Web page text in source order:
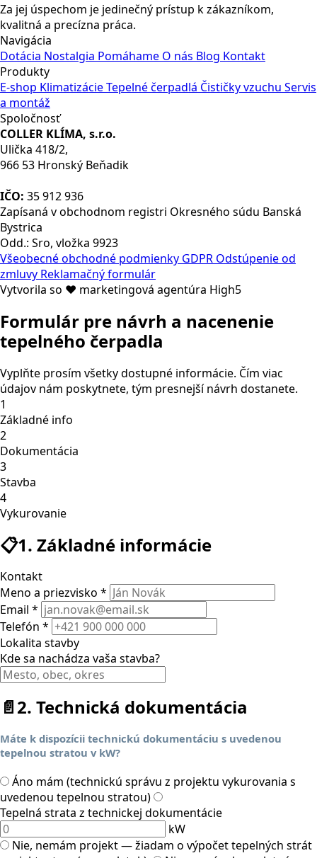
Za jej úspechom je jedinečný prístup k zákazníkom,
kvalitná a precízna práca.
Navigácia
Dotácia Nostalgia Pomáhame O nás Blog Kontakt
Produkty
E-shop KlimatizácieTepelné čerpadlá Čističky vzuchu Servis
a montáž
Spoločnosť
COLLER KLÍMA, s.r.o.
Ulička 418/2,
966 53 Hronský Beňadik
IČO: 35 912 936
Zapísaná v obchodnom registri Okresného súdu Banská
Bystrica
Odd.: Sro, vložka 9923
Všeobecné obchodné podmienky GDPR Odstúpenie od
zmluvy Reklamačný formulár
Vytvorila so ❤ marketingová agentúra High5
Formulár pre návrh a nacenenie
tepelného čerpadla
Vyplňte prosím všetky dostupné informácie. Čím viac
údajov nám poskytnete, tým presnejší návrh dostanete.
1
Základné info
2
Dokumentácia
3
Stavba
4
Vykurovanie
📋1. Základné informácie
Kontakt
Meno a priezvisko *
Email *
Telefón *
Lokalita stavby
Kde sa nachádza vaša stavba?
📄2. Technická dokumentácia
Máte k dispozícii technickú dokumentáciu s uvedenou
tepelnou stratou v kW?
Áno mám (technickú správu z projektu vykurovania s
uvedenou tepelnou stratou)
Tepelná strata z technickej dokumentácie
kW
Nie, nemám projekt — žiadam o výpočet tepelných strát